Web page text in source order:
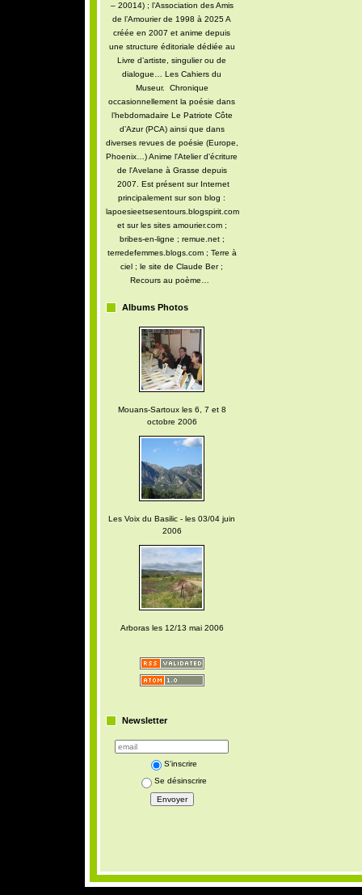
– 20014) ; l’Association des Amis
de l’Amourier de 1998 à 2025 A
créée en 2007 et anime depuis
une structure éditoriale dédiée au
Livre d’artiste, singulier ou de
dialogue… Les Cahiers du
Museur. Chronique
occasionnellement la poésie dans
l’hebdomadaire Le Patriote Côte
d’Azur (PCA) ainsi que dans
diverses revues de poésie (Europe,
Phoenix…) Anime l'Atelier d'écriture
de l'Avelane à Grasse depuis
2007. Est présent sur Internet
principalement sur son blog :
lapoesieetsesentours.blogspirit.com
et sur les sites amourier.com ;
bribes-en-ligne ; remue.net ;
terredefemmes.blogs.com ; Terre à
ciel ; le site de Claude Ber ;
Recours au poème…
Albums Photos
Mouans-Sartoux les 6, 7 et 8
octobre 2006
Les Voix du Basilic - les 03/04 juin
2006
Arboras les 12/13 mai 2006
Newsletter
S'inscrire
Se désinscrire